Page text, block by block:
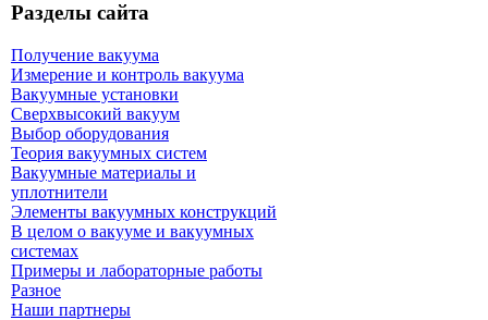
Разделы сайта
Получение вакуума
Измерение и контроль вакуума
Вакуумные установки
Сверхвысокий вакуум
Выбор оборудования
Теория вакуумных систем
Вакуумные материалы и
уплотнители
Элементы вакуумных конструкций
В целом о вакууме и вакуумных
системах
Примеры и лабораторные работы
Разное
Наши партнеры